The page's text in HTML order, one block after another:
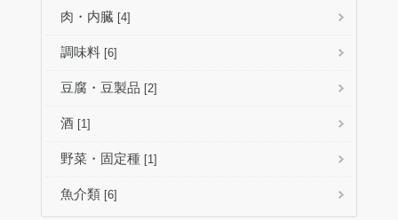
肉・内臓 [4]
調味料 [6]
豆腐・豆製品 [2]
酒 [1]
野菜・固定種 [1]
魚介類 [6]